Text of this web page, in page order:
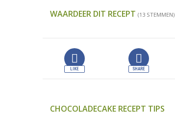
WAARDEER DIT RECEPT (13 STEMMEN)
CHOCOLADECAKE RECEPT TIPS